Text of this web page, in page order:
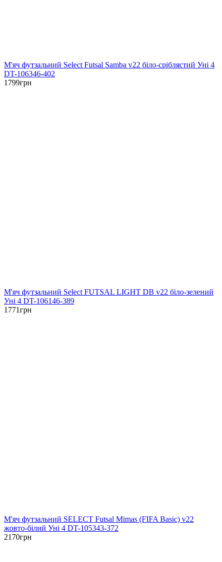
М'яч футзальний Select Futsal Samba v22 біло-сріблястий Уні 4
DT-106346-402
1799грн
М'яч футзальний Select FUTSAL LIGHT DB v22 біло-зелений
Уні 4 DT-106146-389
1771грн
М'яч футзальний SELECT Futsal Mimas (FIFA Basic) v22
жовто-білий Уні 4 DT-105343-372
2170грн